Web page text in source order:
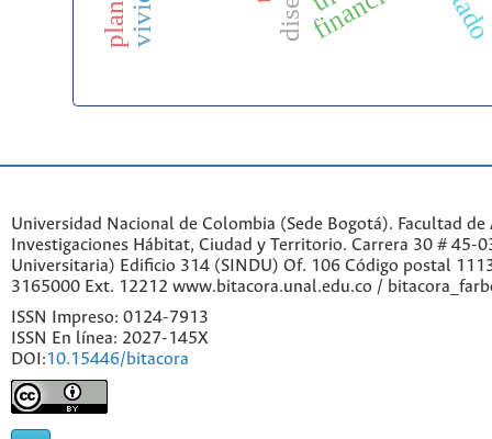
Universidad Nacional de Colombia (Sede Bogotá). Facultad
Investigaciones Hábitat, Ciudad y Territorio. Carrera 30 # 45-
Universitaria) Edificio 314 (SINDU) Of. 106 Código postal
3165000 Ext. 12212 www.bitacora.unal.edu.co /
ISSN Impreso: 0124-7913
ISSN En línea: 2027-145X
DOI:10.15446/bitacora